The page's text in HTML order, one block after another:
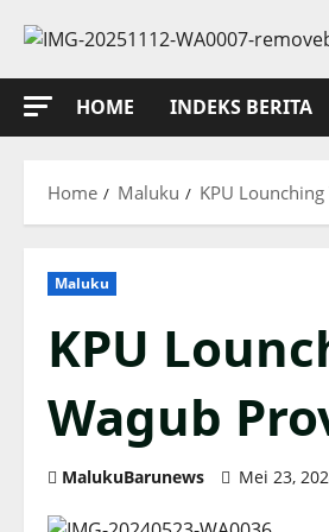
content
HOME
INDEKS BERITA
Home Maluku KPU
Maluku
KPU
Wagub
MalukuBarunews Mei 23,